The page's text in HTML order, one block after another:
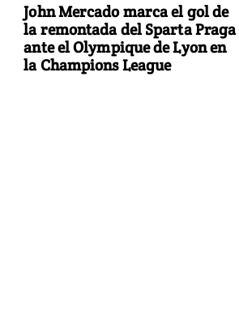
John Mercado marca el gol de
la remontada del Sparta Praga
ante el Olympique de Lyon en
la Champions League